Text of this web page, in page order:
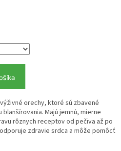
orechy, ktoré sú zbavené
Majú jemnú, mierne
rôznych receptov od pečiva až po
zdravie srdca a môže pomôcť